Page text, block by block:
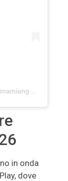
in onda
dove